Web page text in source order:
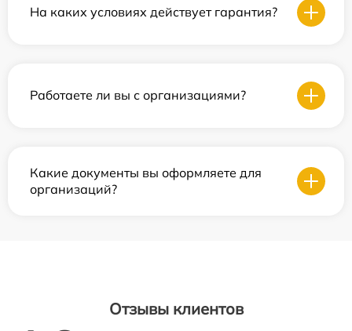
На каких условиях действует гарантия?
Работаете ли вы с организациями?
Какие документы вы оформляете для
организаций?
Отзывы клиентов